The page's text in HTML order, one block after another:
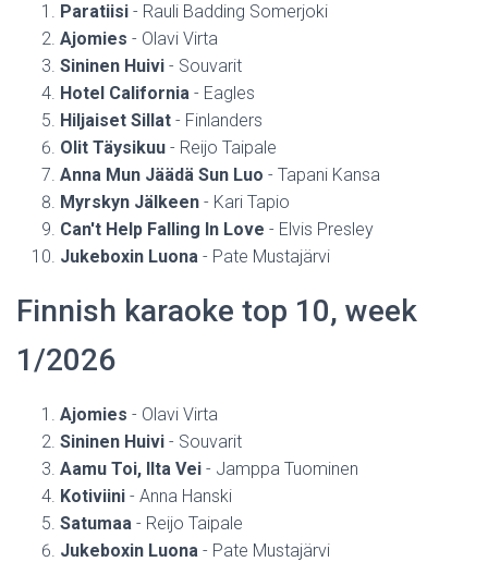
Paratiisi - Rauli Badding Somerjoki
Ajomies - Olavi Virta
Sininen Huivi - Souvarit
Hotel California - Eagles
Hiljaiset Sillat - Finlanders
Olit Täysikuu - Reijo Taipale
Anna Mun Jäädä Sun Luo - Tapani Kansa
Myrskyn Jälkeen - Kari Tapio
Can't Help Falling In Love - Elvis Presley
Jukeboxin Luona - Pate Mustajärvi
Finnish karaoke top 10, week
1/2026
Ajomies - Olavi Virta
Sininen Huivi - Souvarit
Aamu Toi, Ilta Vei - Jamppa Tuominen
Kotiviini - Anna Hanski
Satumaa - Reijo Taipale
Jukeboxin Luona - Pate Mustajärvi